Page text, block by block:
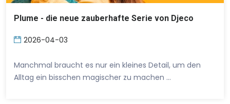
Plume - die neue zauberhafte Serie von Djeco
2026-04-03
Manchmal braucht es nur ein kleines Detail, um den
Alltag ein bisschen magischer zu machen …